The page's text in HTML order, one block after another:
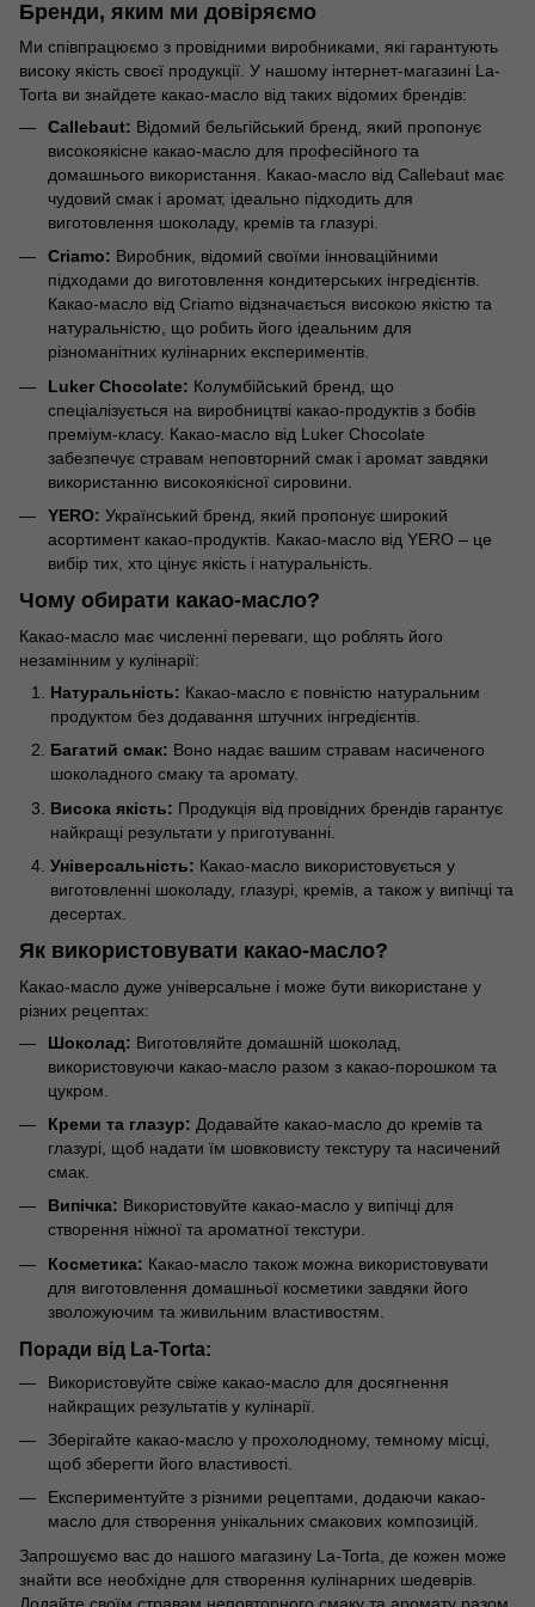
Бренди, яким ми довіряємо
Ми співпрацюємо з провідними виробниками, які гарантують
високу якість своєї продукції. У нашому інтернет-магазині La-
Torta ви знайдете какао-масло від таких відомих брендів:
Callebaut: Відомий бельгійський бренд, який пропонує
високоякісне какао-масло для професійного та
домашнього використання. Какао-масло від Callebaut має
чудовий смак і аромат, ідеально підходить для
виготовлення шоколаду, кремів та глазурі.
Criamo: Виробник, відомий своїми інноваційними
підходами до виготовлення кондитерських інгредієнтів.
Какао-масло від Criamo відзначається високою якістю та
натуральністю, що робить його ідеальним для
різноманітних кулінарних експериментів.
Luker Chocolate: Колумбійський бренд, що
спеціалізується на виробництві какао-продуктів з бобів
преміум-класу. Какао-масло від Luker Chocolate
забезпечує стравам неповторний смак і аромат завдяки
використанню високоякісної сировини.
YERO: Український бренд, який пропонує широкий
асортимент какао-продуктів. Какао-масло від YERO – це
вибір тих, хто цінує якість і натуральність.
Чому обирати какао-масло?
Какао-масло має численні переваги, що роблять його
незамінним у кулінарії:
Натуральність: Какао-масло є повністю натуральним
продуктом без додавання штучних інгредієнтів.
Багатий смак: Воно надає вашим стравам насиченого
шоколадного смаку та аромату.
Висока якість: Продукція від провідних брендів гарантує
найкращі результати у приготуванні.
Універсальність: Какао-масло використовується у
виготовленні шоколаду, глазурі, кремів, а також у випічці та
десертах.
Як використовувати какао-масло?
Какао-масло дуже універсальне і може бути використане у
різних рецептах:
Шоколад: Виготовляйте домашній шоколад,
використовуючи какао-масло разом з какао-порошком та
цукром.
Креми та глазур: Додавайте какао-масло до кремів та
глазурі, щоб надати їм шовковисту текстуру та насичений
смак.
Випічка: Використовуйте какао-масло у випічці для
створення ніжної та ароматної текстури.
Косметика: Какао-масло також можна використовувати
для виготовлення домашньої косметики завдяки його
зволожуючим та живильним властивостям.
Поради від La-Torta:
Використовуйте свіже какао-масло для досягнення
найкращих результатів у кулінарії.
Зберігайте какао-масло у прохолодному, темному місці,
щоб зберегти його властивості.
Експериментуйте з різними рецептами, додаючи какао-
масло для створення унікальних смакових композицій.
Запрошуємо вас до нашого магазину La-Torta, де кожен може
знайти все необхідне для створення кулінарних шедеврів.
Додайте своїм стравам неповторного смаку та аромату разом